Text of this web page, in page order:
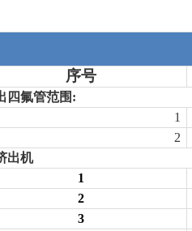
序号
四氟管范围 :
1
2
出机
1
2
3